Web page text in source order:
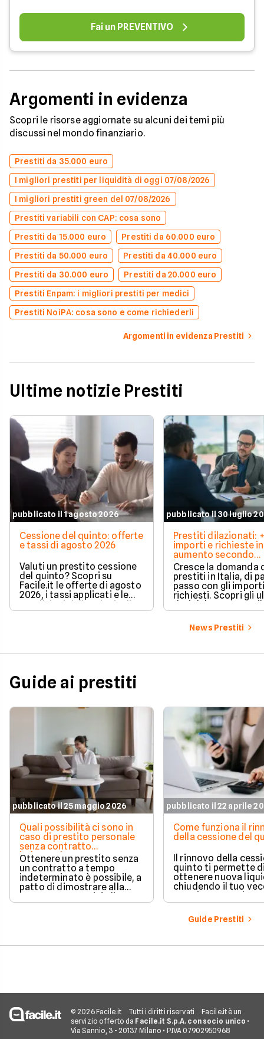
Fai un PREVENTIVO
Argomenti in evidenza
Scopri le risorse aggiornate su alcuni dei temi più
discussi nel mondo finanziario.
Prestiti da 35.000 euro
I migliori prestiti per liquidità di oggi 07/08/2026
I migliori prestiti green del 07/08/2026
Prestiti variabili con CAP: cosa sono
Prestiti da 15.000 euro
Prestiti da 60.000 euro
Prestiti da 50.000 euro
Prestiti da 40.000 euro
Prestiti da 30.000 euro
Prestiti da 20.000 euro
Prestiti Enpam: i migliori prestiti per medici
Prestiti NoiPA: cosa sono e come richiederli
Argomenti in evidenza Prestiti
Ultime notizie Prestiti
pubblicato il 1 agosto 2026
Cessione del quinto: offerte
e tassi di agosto 2026
Valuti un prestito cessione
del quinto? Scopri su
Facile.it le offerte di agosto
2026, i tassi applicati e le
condizioni delle principali
soluzioni disponibili.
pubblicato il 30 luglio
Prestiti dilazionati:
importi e richieste in
aumento secondo
barometro CRIF
Cresce la domanda
prestiti in Italia, di
passo con gli
richiesti. Scopri gli
dati del CRIF su
News Prestiti
Guide ai prestiti
pubblicato il 25 maggio 2026
Quali possibilità ci sono in
caso di prestito personale
senza contratto
indeterminato
Ottenere un prestito senza
un contratto a tempo
indeterminato è possibile, a
patto di dimostrare alla
banca una capacità di
rimborso solida e costante.
quali strategie puoi
pubblicato il 22 aprile
Come funziona il
della cessione del
Il rinnovo della
quinto ti permette
ottenere nuova
chiudendo il tuo
prestito per aprirne
vantaggioso.
Guide Prestiti
© 2026 Facile.it Tutti i diritti riservati
Facile.it è un
servizio offerto da Facile.it S.p.A. con socio unico •
Via Sannio, 3 - 20137 Milano • P.IVA 07902950968